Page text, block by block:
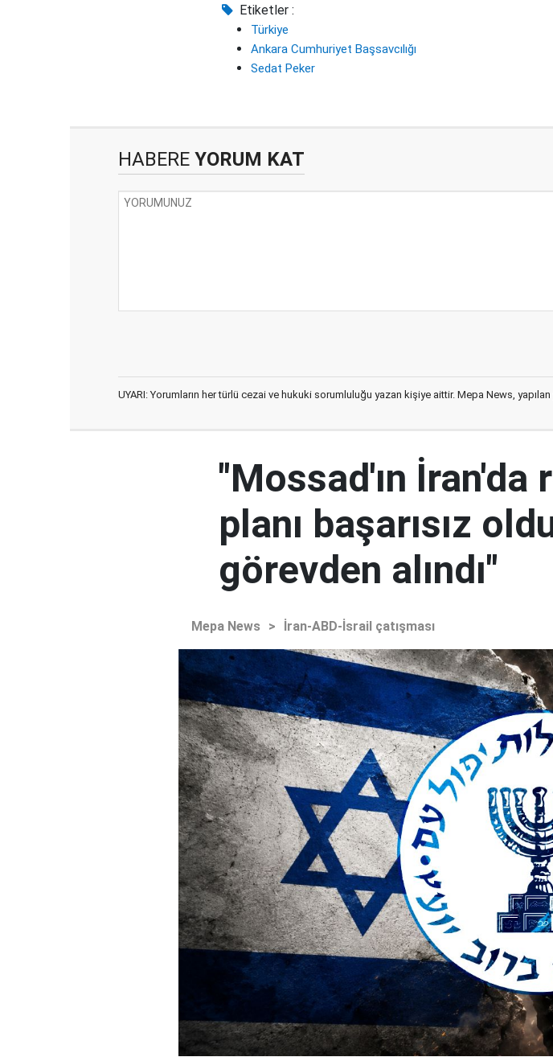
Etiketler :
Türkiye
Ankara Cumhuriyet Başsavcılığı
Sedat Peker
HABERE YORUM KAT
UYARI: Yorumların her türlü cezai ve hukuki sorumluluğu yazan kişiye aittir. Mepa News,
"Mossad'ın
planı başarısız
görevden alındı"
Mepa News > İran-ABD-İsrail çatışması